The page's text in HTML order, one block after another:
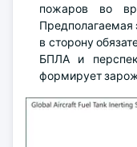
пожаров во
Предполагаемая
в сторону
БПЛА и
формирует